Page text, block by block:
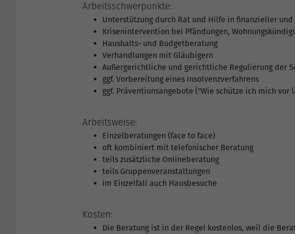
Arbeitsschwerpunkte:
Unterstützung durch Rat und Hilfe in finanzieller
Krisenintervention bei Pfändungen,
Haushalts- und Budgetberatung
Verhandlungen mit Gläubigern
Außergerichtliche und gerichtliche Regulierung der
ggf. Vorbereitung eines Insolvenzverfahrens
ggf. Präventionsangebote ("Wie schütze ich mich vor
Arbeitsweise:
Einzelberatungen (face to face)
oft kombiniert mit telefonischer Beratung
teils zusätzliche Onlineberatung
teils Gruppenveranstaltungen
im Einzelfall auch Hausbesuche
Kosten:
Die Beratung ist in der Regel kostenlos, weil die